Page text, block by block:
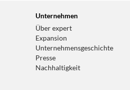
Unternehmen
Über expert
Expansion
Unternehmensgeschichte
Presse
Nachhaltigkeit